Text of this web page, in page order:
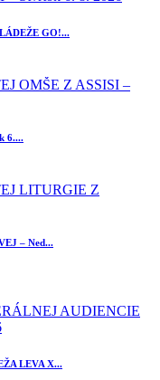
GO!...
6....
– Ned...
LEVA X...